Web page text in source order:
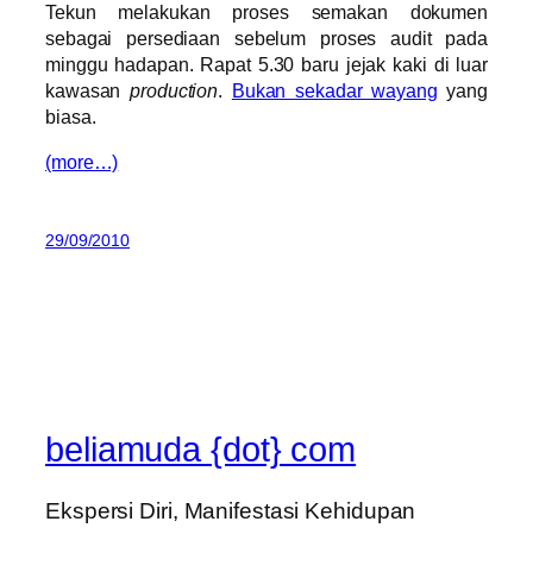
Tekun melakukan proses semakan dokumen
sebagai persediaan sebelum proses audit pada
minggu hadapan. Rapat 5.30 baru jejak kaki di luar
kawasanproduction. Bukan sekadar wayang yang
biasa.
(more…)
29/09/2010
beliamuda {dot} com
Ekspersi Diri, Manifestasi Kehidupan